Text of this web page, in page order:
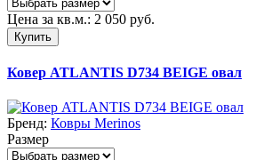
Цена за кв.м.: 2 050 руб.
Купить
Ковер ATLANTIS D734 BEIGE овал
Бренд: Ковры Merinos
Размер